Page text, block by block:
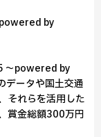
by
～powered by
データや国土交通
それらを活用した
賞金総額300万円